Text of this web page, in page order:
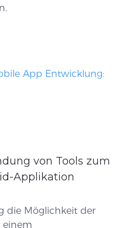
App Entwicklung:
von Tools zum
Applikation
die Möglichkeit der
einem